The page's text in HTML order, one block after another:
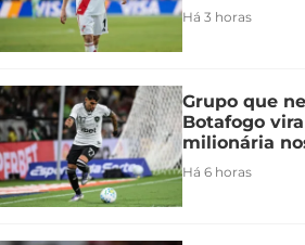
Há 3 horas
Grupo que
Botafogo
milionária
Há 6 horas